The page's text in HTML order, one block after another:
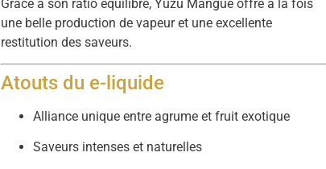
Grâce à son ratio équilibré, Yuzu Mangue offre à la fois
une belle production de vapeur et une excellente
restitution des saveurs.
Atouts du e-liquide
Alliance unique entre agrume et fruit exotique
Saveurs intenses et naturelles